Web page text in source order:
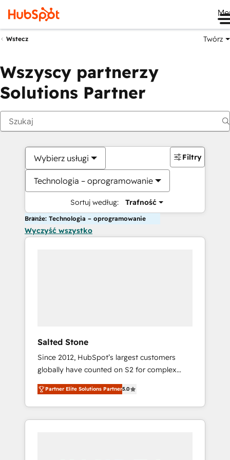
Wstecz Twórz
Wszyscy partnerzy
Solutions Partner
Wybierz usługi
Technologia – oprogramowanie
Sortuj według: Trafność
Filtry
Branże: Technologia – oprogramowanie
Wyczyść wszystko
Salted Stone
Since 2012, HubSpot’s largest customers
globally have counted on S2 for complex
migrations, change management, systems
integration, and creative solutions that
deliver measurable impact and transform
brand experiences As one of the few full-
Partner Elite Solutions Partner5.0